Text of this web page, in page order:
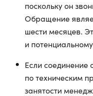
поскольку он
Обращение
шести месяцев.
и
Если соединение
по техническим
занятости